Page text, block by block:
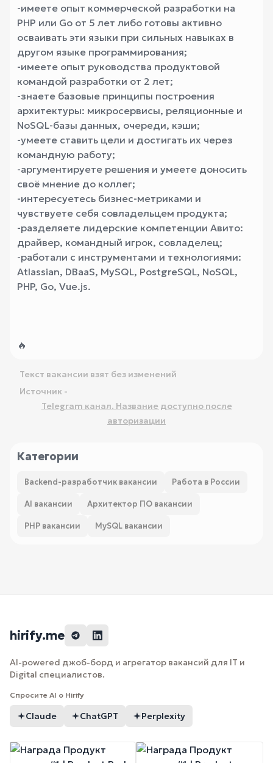
-имеете опыт коммерческой разработки на
PHP или Go от 5 лет либо готовы активно
осваивать эти языки при сильных навыках в
другом языке программирования;
-имеете опыт руководства продуктовой
командой разработки от 2 лет;
-знаете базовые принципы построения
архитектуры: микросервисы, реляционные и
NoSQL-базы данных, очереди, кэши;
-умеете ставить цели и достигать их через
командную работу;
-аргументируете решения и умеете доносить
своё мнение до коллег;
-интересуетесь бизнес-метриками и
чувствуете себя совладельцем продукта;
-разделяете лидерские компетенции Авито:
драйвер, командный игрок, совладелец;
-работали с инструментами и технологиями:
Atlassian, DBaaS, MySQL, PostgreSQL, NoSQL,
PHP, Go, Vue.js.
🔥
Текст вакансии взят без изменений
Источник -
Telegram канал. Название доступно после
авторизации
Категории
Backend-разработчик вакансии Работа в России
AI вакансии Архитектор ПО вакансии
PHP вакансии MySQL вакансии
hirify.me
AI-powered джоб-борд и агрегатор вакансий для IT и
Digital специалистов.
Спросите AI о Hirify
Claude ChatGPT Perplexity